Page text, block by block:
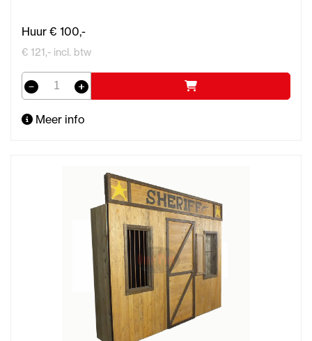
Huur € 100,-
€ 121,- incl. btw
Meer info